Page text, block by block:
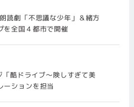
読劇「不思議な少年」＆緒方
を全国４都市で開催
「酷ドライブ〜険しすぎて美
ーションを担当